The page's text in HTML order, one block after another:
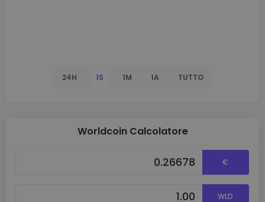
24H 1S 1M 1A TUTTO
Worldcoin Calcolatore
€
WLD